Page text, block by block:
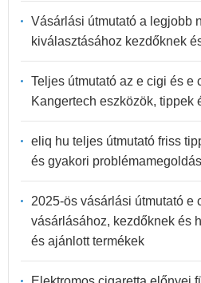
Vásárlási útmutató a legjobb
kiválasztásához kezdőknek
Teljes útmutató az e cigi és e
Kangertech eszközök, tippek
eliq hu teljes útmutató friss
és gyakori
2025-ös vásárlási útmutató e
vásárlásához, kezdőknek és
és ajánlott termékek